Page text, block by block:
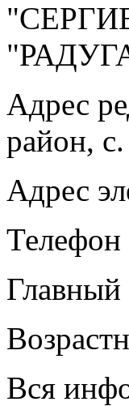
Адрес
район,
Адрес
Телефон
Вся